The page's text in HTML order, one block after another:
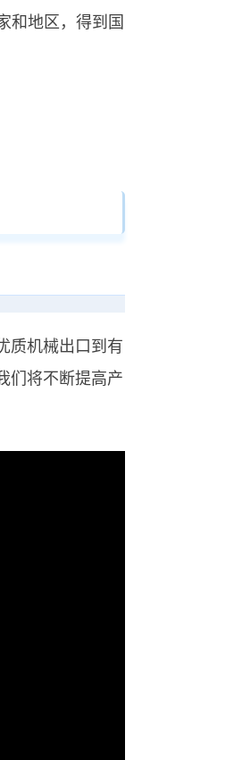
和地区，得到国
质机械出口到有
们将不断提高产